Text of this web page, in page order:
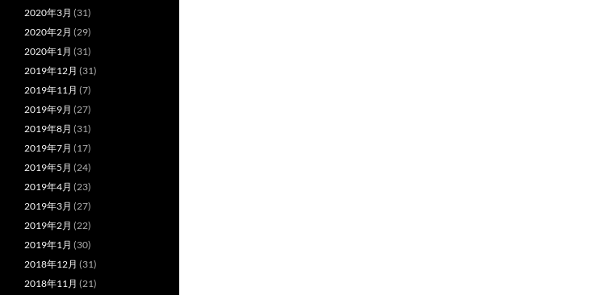
2020年3月 (31)
2020年2月 (29)
2020年1月 (31)
2019年12月 (31)
2019年11月 (7)
2019年9月 (27)
2019年8月 (31)
2019年7月 (17)
2019年5月 (24)
2019年4月 (23)
2019年3月 (27)
2019年2月 (22)
2019年1月 (30)
2018年12月 (31)
2018年11月 (21)